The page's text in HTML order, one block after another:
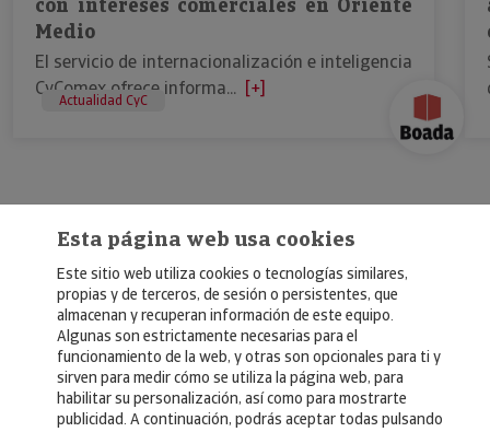
Medio
El servicio de internacionalización e inteligencia
CyComex ofrece informa... [+]
Actualidad CyC
© Copyright 2026, Crédito y Caución
Aviso Legal
Política de Privacidad
Esta página web usa cookies
Este sitio web utiliza cookies o tecnologías similares,
propias y de terceros, de sesión o persistentes, que
almacenan y recuperan información de este equipo.
Algunas son estrictamente necesarias para el
funcionamiento de la web, y otras son opcionales para ti y
sirven para medir cómo se utiliza la página web, para
habilitar su personalización, así como para mostrarte
publicidad. A continuación, podrás aceptar todas pulsando